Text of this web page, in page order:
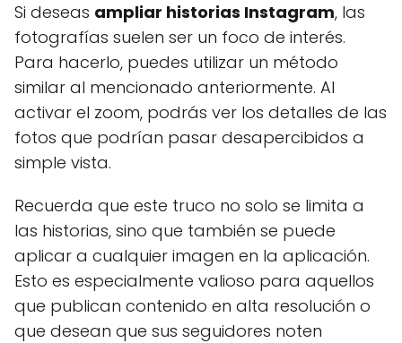
Si deseas ampliar historias Instagram, las
fotografías suelen ser un foco de interés.
Para hacerlo, puedes utilizar un método
similar al mencionado anteriormente. Al
activar el zoom, podrás ver los detalles de las
fotos que podrían pasar desapercibidos a
simple vista.
Recuerda que este truco no solo se limita a
las historias, sino que también se puede
aplicar a cualquier imagen en la aplicación.
Esto es especialmente valioso para aquellos
que publican contenido en alta resolución o
que desean que sus seguidores noten